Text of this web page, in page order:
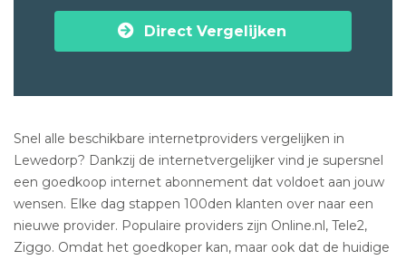
Direct Vergelijken
Snel alle beschikbare internetproviders vergelijken in
Lewedorp? Dankzij de internetvergelijker vind je supersnel
een goedkoop internet abonnement dat voldoet aan jouw
wensen. Elke dag stappen 100den klanten over naar een
nieuwe provider. Populaire providers zijn Online.nl, Tele2,
Ziggo. Omdat het goedkoper kan, maar ook dat de huidige